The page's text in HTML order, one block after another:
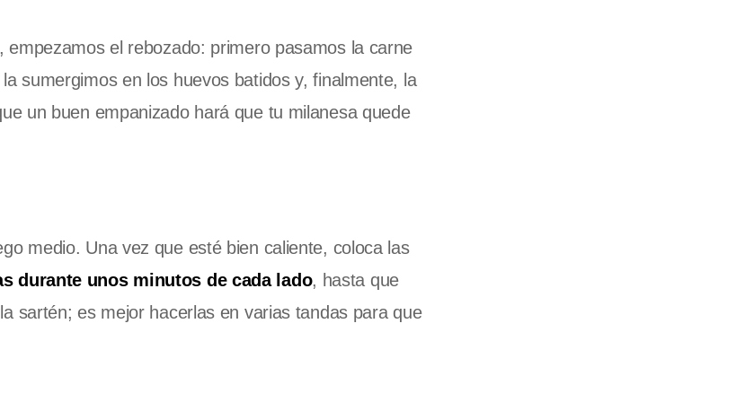
el rebozado: primero pasamos la carne
sumergimos en los huevos batidos y, finalmente, la
un buen empanizado hará que tu milanesa quede
medio. Una vez que esté bien caliente, coloca las
durante unos minutos de cada lado, hasta que
sartén; es mejor hacerlas en varias tandas para que